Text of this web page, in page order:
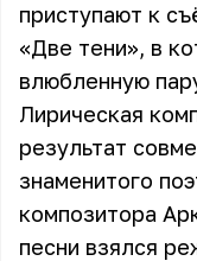
приступают к
«Две тени», в
влюбленную
Лирическая
результат
знаменитого
композитора
песни взялся